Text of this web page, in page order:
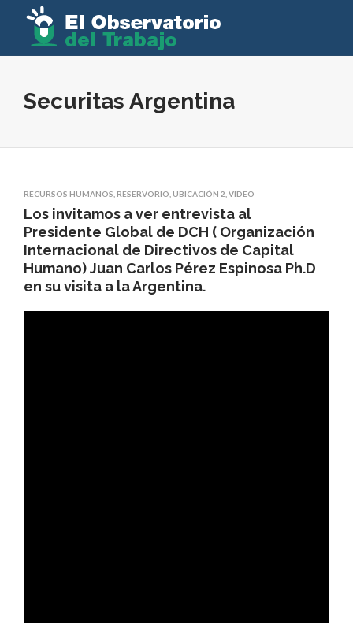
Securitas Argentina
RECURSOS HUMANOS RESERVORIO UBICACIÓN 2 VIDEO
Los invitamos a ver entrevista al
Presidente Global de DCH ( Organización
Internacional de Directivos de Capital
Humano) Juan Carlos Pérez Espinosa Ph.D
en su visita a la Argentina.